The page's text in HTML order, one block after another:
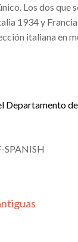
Los dos que
1934 y
italiana en
Departamento
SPANISH